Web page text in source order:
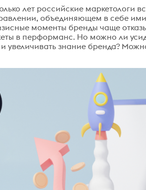
лет российские маркетологи
объединяющем в себе
моменты бренды чаще
в перформанс. Но можно ли
и увеличивать знание бренда?